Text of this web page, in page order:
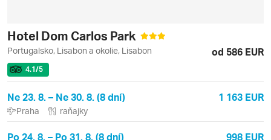
Hotel Dom Carlos Park
Portugalsko, Lisabon a okolie, Lisabon od 586 EUR
4.1/5
Ne 23. 8. – Ne 30. 8. (8 dní) 1 163 EUR
Praha raňajky
Po 24. 8. – Po 31. 8. (8 dní) 998 EUR